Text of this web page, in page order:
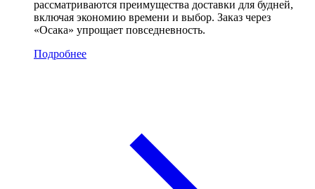
рассматриваются преимущества доставки для будней,
включая экономию времени и выбор. Заказ через
«Осака» упрощает повседневность.
Подробнее